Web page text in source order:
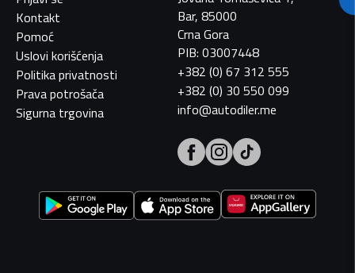
Kontakt
Pomoć
Uslovi korišćenja
Politika privatnosti
Prava potrošača
Sigurna trgovina
Bar, 85000
Crna Gora
PIB: 03007448
+382 (0) 67 312 555
+382 (0) 30 550 099
info@autodiler.me